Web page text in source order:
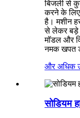
बिजली से
करने के लिए
है। मशीन
से लेकर बड़े
मॉडल और
नमक खपत
और अधिक
सोडियम